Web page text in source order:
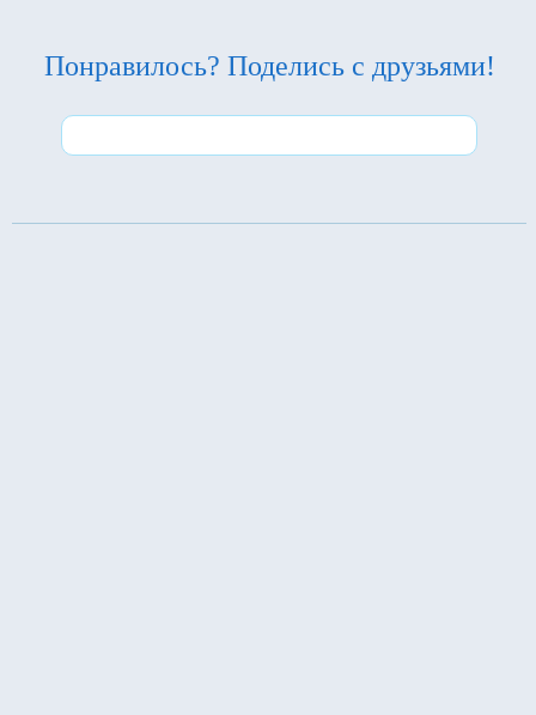
Понравилось? Поделись с друзьями!